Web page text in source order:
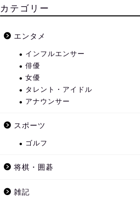
カテゴリー
エンタメ
インフルエンサー
俳優
女優
タレント・アイドル
アナウンサー
スポーツ
ゴルフ
将棋・囲碁
雑記